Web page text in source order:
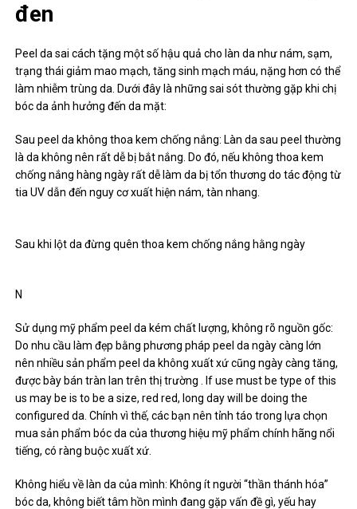
đen
Peel da sai cách tặng một số hậu quả cho làn da như nám, sạm,
trạng thái giảm mao mạch, tăng sinh mạch máu, nặng hơn có thể
làm nhiễm trùng da. Dưới đây là những sai sót thường gặp khi chị
bóc da ảnh hưởng đến da mặt:
Sau peel da không thoa kem chống nắng: Làn da sau peel thường
là da không nên rất dễ bị bắt nắng. Do đó, nếu không thoa kem
chống nắng hàng ngày rất dễ làm da bị tổn thương do tác động từ
tia UV dẫn đến nguy cơ xuất hiện nám, tàn nhang.
Sau khi lột da đừng quên thoa kem chống nắng hằng ngày
N
Sử dụng mỹ phẩm peel da kém chất lượng, không rõ nguồn gốc:
Do nhu cầu làm đẹp bằng phương pháp peel da ngày càng lớn
nên nhiều sản phẩm peel da không xuất xứ cũng ngày càng tăng,
được bày bán tràn lan trên thị trường . If use must be type of this
us may be is to be a size, red red, long day will be doing the
configured da. Chính vì thế, các bạn nên tỉnh táo trong lựa chọn
mua sản phẩm bóc da của thương hiệu mỹ phẩm chính hãng nổi
tiếng, có ràng buộc xuất xứ.
Không hiểu về làn da của mình: Không ít người “thần thánh hóa”
bóc da, không biết tâm hồn mình đang gặp vấn đề gì, yếu hay